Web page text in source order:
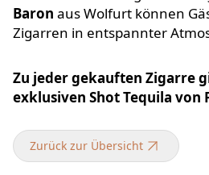
Baron aus Wolfurt können
Zigarren in entspannter
Zu jeder gekauften Zigarre
exklusiven Shot Tequila von
Zurück zur Übersicht